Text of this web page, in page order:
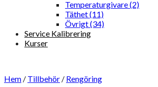
Temperaturgivare (2)
Täthet (11)
Övrigt (34)
Service Kalibrering
Kurser
Hem / Tillbehör / Rengöring